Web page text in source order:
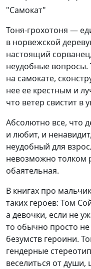
"Самокат"
Тоня-грохотоня —
в норвежской
настоящий
неудобные вопросы.
на самокате,
нее ее крестным и
что ветер свистит в
Абсолютно все, что
и любит, и
неудобный для
невозможно толком
обаятельная.
В книгах про
таких героев: Том
а девочки, если не
то обычно просто
безумств героини.
гендерные
веселиться от